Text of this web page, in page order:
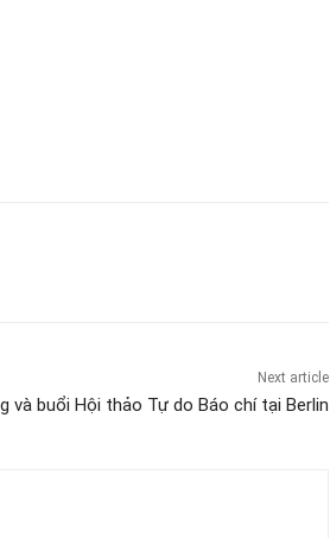
Next article
và buổi Hội thảo Tự do Báo chí tại Berlin